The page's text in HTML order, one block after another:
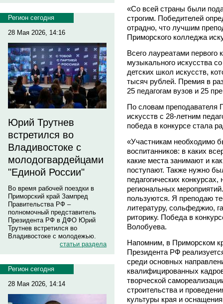
Регион сегодня
28 Мая 2026, 14:16
Юрий Трутнев
встретился во
Владивостоке с
молодогвардейцами
"Единой России"
Во время рабочей поездки в
Приморский край Зампред
Правительства РФ –
полномочный представитель
Президента РФ в ДФО Юрий
Трутнев встретился во
Владивостоке с молодежью.
статьи раздела
Регион сегодня
28 Мая 2026, 14:14
«Со всей страны были
строгим. Победителей
отрадно, что лучшим
Приморского колледжа
Всего лауреатами первого
музыкального искусства
детских школ искусств,
тысяч рублей. Премия в
25 педагогам вузов и 25
По словам преподавателя
искусств с 28-летним
победа в конкурсе стала
«Участникам необходимо
воспитанников: в каких
какие места занимают и
поступают. Также нужно
педагогических
региональных
пользуются. Я преподаю
литературу, сольфеджио,
риторику. Победа в
Волобуева.
Напомним, в Приморском
Президента РФ
среди основных
квалифицированных
творческой
строительства и
культуры края и